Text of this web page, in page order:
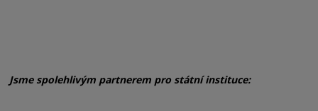
Jsme spolehlivým partnerem pro státní instituce: